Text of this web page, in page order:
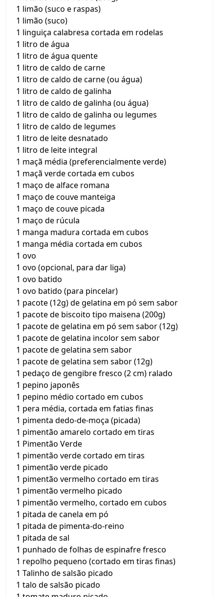
1 limão (suco e raspas)
1 limão (suco)
1 linguiça calabresa cortada em rodelas
1 litro de água
1 litro de água quente
1 litro de caldo de carne
1 litro de caldo de carne (ou água)
1 litro de caldo de galinha
1 litro de caldo de galinha (ou água)
1 litro de caldo de galinha ou legumes
1 litro de caldo de legumes
1 litro de leite desnatado
1 litro de leite integral
1 maçã média (preferencialmente verde)
1 maçã verde cortada em cubos
1 maço de alface romana
1 maço de couve manteiga
1 maço de couve picada
1 maço de rúcula
1 manga madura cortada em cubos
1 manga média cortada em cubos
1 ovo
1 ovo (opcional, para dar liga)
1 ovo batido
1 ovo batido (para pincelar)
1 pacote (12g) de gelatina em pó sem sabor
1 pacote de biscoito tipo maisena (200g)
1 pacote de gelatina em pó sem sabor (12g)
1 pacote de gelatina incolor sem sabor
1 pacote de gelatina sem sabor
1 pacote de gelatina sem sabor (12g)
1 pedaço de gengibre fresco (2 cm) ralado
1 pepino japonês
1 pepino médio cortado em cubos
1 pera média, cortada em fatias finas
1 pimenta dedo-de-moça (picada)
1 pimentão amarelo cortado em tiras
1 Pimentão Verde
1 pimentão verde cortado em tiras
1 pimentão verde picado
1 pimentão vermelho cortado em tiras
1 pimentão vermelho picado
1 pimentão vermelho, cortado em cubos
1 pitada de canela em pó
1 pitada de pimenta-do-reino
1 pitada de sal
1 punhado de folhas de espinafre fresco
1 repolho pequeno (cortado em tiras finas)
1 Talinho de salsão picado
1 talo de salsão picado